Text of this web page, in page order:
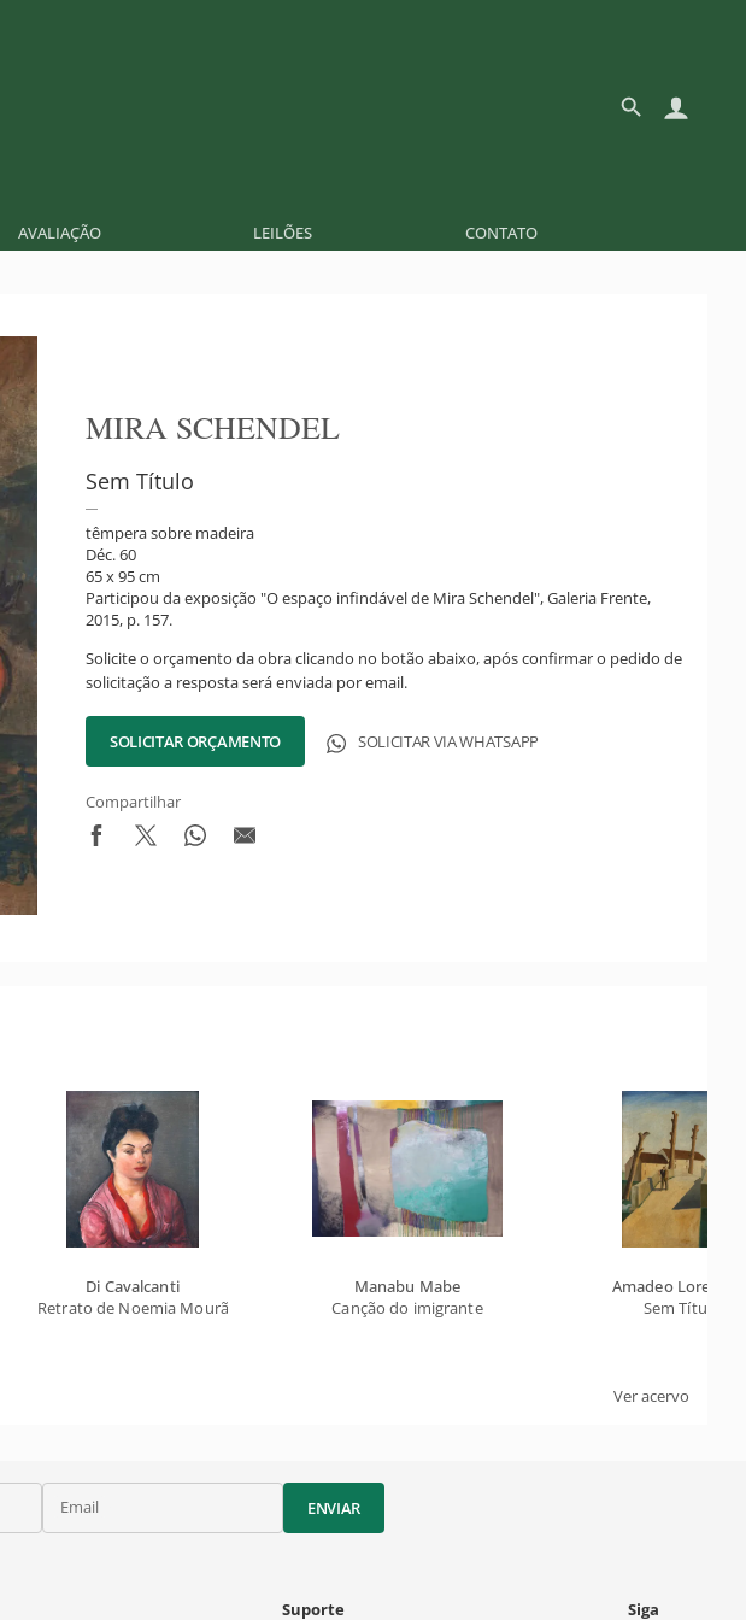
AVALIAÇÃO LEILÕES CONTATO
MIRA SCHENDEL
Sem Título
têmpera sobre madeira
Déc. 60
65 x 95 cm
Participou da exposição "O espaço infindável de Mira Schendel", Galeria Frente,
2015, p. 157.
Solicite o orçamento da obra clicando no botão abaixo, após confirmar o pedido de
solicitação a resposta será enviada por email.
SOLICITAR ORÇAMENTO SOLICITAR VIA WHATSAPP
Compartilhar
Di Cavalcanti
Retrato de Noemia Mourão
Manabu Mabe
Canção do imigrante
Amadeo
Sem Título
Ver acervo
Email ENVIAR
Suporte Siga